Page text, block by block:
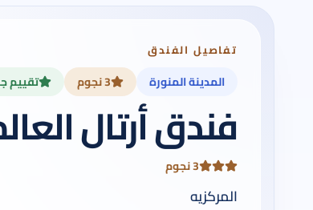
تفاصيل الفندق
المدينة المنورة 3 نجوم تقييم جوجل
فندق أرتال
3 نجوم
المركزيه